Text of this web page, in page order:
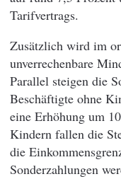
Tarifvertrags.
Zusätzlich wird im
unverrechenbare
Parallel steigen die
Beschäftigte ohne
eine Erhöhung um
Kindern fallen die
die
Sonderzahlungen